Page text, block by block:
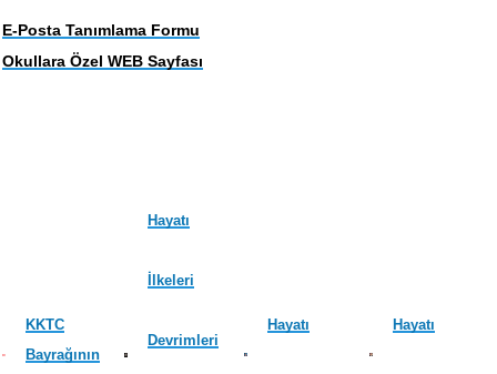
E-Posta Tanımlama Formu
Okullara Özel WEB Sayfası
KKTC
Bayrağının
Hayatı
İlkeleri
Devrimleri
Hayatı Hayatı